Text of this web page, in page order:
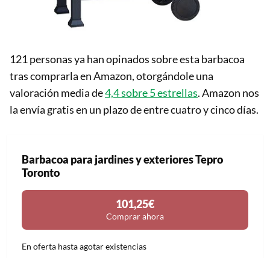
121 personas ya han opinados sobre esta barbacoa
tras comprarla en Amazon, otorgándole una
valoración media de4,4 sobre 5 estrellas. Amazon nos
la envía gratis en un plazo de entre cuatro y cinco días.
Barbacoa para jardines y exteriores Tepro
Toronto
101,25€
Comprar ahora
En oferta hasta agotar existencias